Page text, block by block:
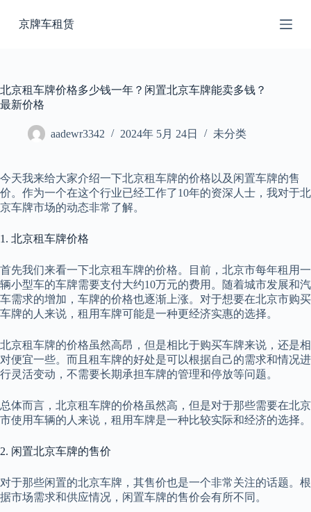
过
京牌车租赁
北京租车牌价格多少钱一年？闲置北京车牌能卖多钱？
最新价格
aadewr3342 2024年 5月 24日 未分类
今天我来给大家介绍一下北京租车牌的价格以及闲置车牌的售
价。作为一个在这个行业已经工作了10年的资深人士，我对于北
京车牌市场的动态非常了解。
1. 北京租车牌价格
首先我们来看一下北京租车牌的价格。目前，北京市每年租用一
辆小型车的车牌需要支付大约10万元的费用。随着城市发展和汽
车需求的增加，车牌的价格也逐渐上涨。对于想要在北京市购买
车牌的人来说，租用车牌可能是一种更经济实惠的选择。
北京租车牌的价格虽然高昂，但是相比于购买车牌来说，还是相
对便宜一些。而且租车牌的好处是可以根据自己的需求和情况进
行灵活变动，不需要长期承担车牌的管理和停放等问题。
总体而言，北京租车牌的价格虽然高，但是对于那些需要在北京
市使用车辆的人来说，租用车牌是一种比较实际和经济的选择。
2. 闲置北京车牌的售价
对于那些闲置的北京车牌，其售价也是一个非常关注的话题。根
据市场需求和供应情况，闲置车牌的售价会有所不同。